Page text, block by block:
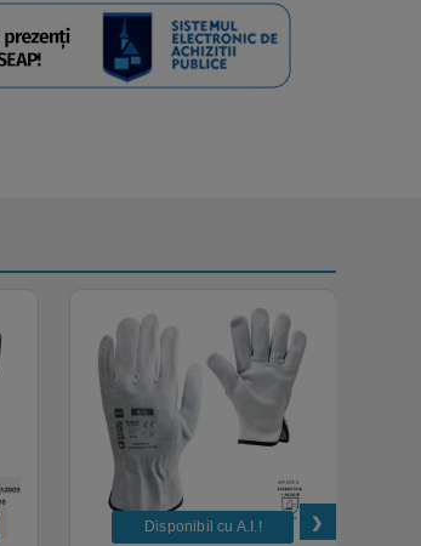
Disponibil cu A.I.​!